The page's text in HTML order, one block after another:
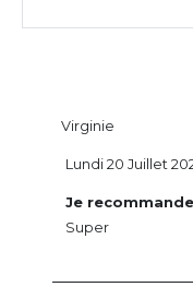
Virginie
Je
Super
Lundi 20 Juillet